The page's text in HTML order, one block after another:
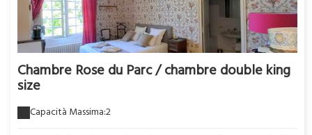
Chambre Rose du Parc / chambre double king
size
Capacità Massima:2